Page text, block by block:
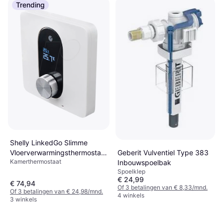
Trending
Shelly LinkedGo Slimme
Vloerverwarmingsthermostaat
Bluetooth WiFi
Kamerthermostaat
€ 74,94
Of 3 betalingen van € 24,98/mnd.
3 winkels
Geberit Vulventiel Type 383
Inbouwspoelbak
Spoelklep
€ 24,99
Of 3 betalingen van € 8,33/mnd.
4 winkels